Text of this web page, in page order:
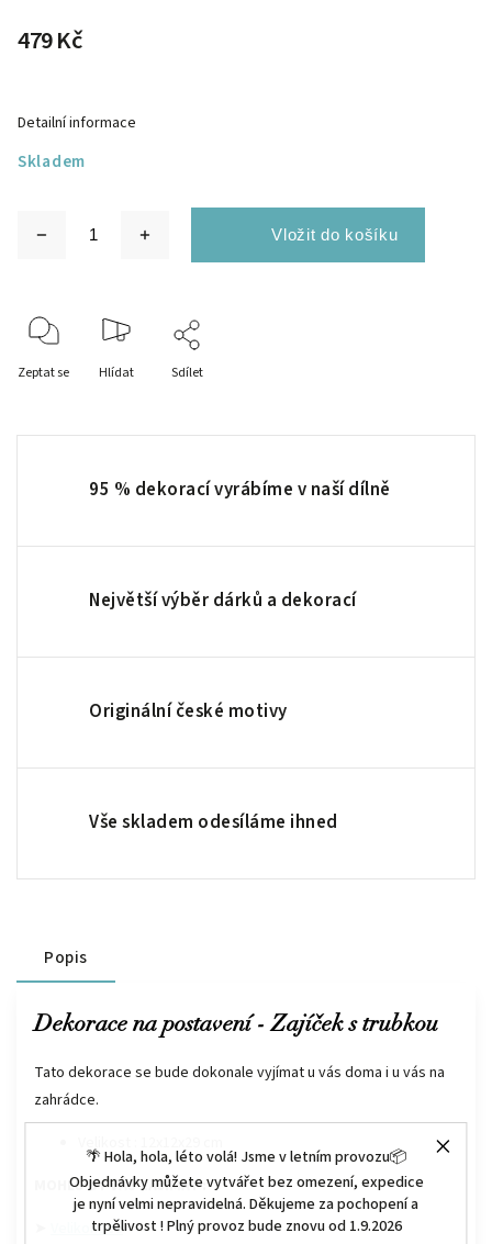
🌴 Hola, hola, léto volá! Jsme v letním provozu📦
Objednávky můžete vytvářet bez omezení, expedice
je nyní velmi nepravidelná. Děkujeme za pochopení a
trpělivost ! Plný provoz bude znovu od 1.9.2026
479 Kč
Skladem
Detailní informace
Zeptat se Hlídat Sdílet
95 % dekorací vyrábíme v naší dílně
Největší výběr dárků a dekorací
Originální české motivy
Vše skladem odesíláme ihned
Popis
Dekorace na postavení - Zajíček s trubkou
Tato dekorace se bude dokonale vyjímat u vás doma i u vás na
zahrádce.
MOHLO BY VÁS ZAJÍMAT :
Velikonoce